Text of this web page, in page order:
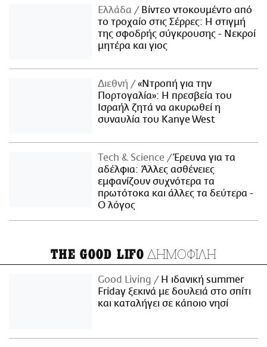
Ελλάδα
Βίντεο ντοκουμέντο από
το τροχαίο στις Σέρρες: Η στιγμή
της σφοδρής σύγκρουσης - Νεκροί
μητέρα και γιος
Διεθνή
«Ντροπή για την
Πορτογαλία»: Η πρεσβεία του
Ισραήλ ζητά να ακυρωθεί η
συναυλία του Kanye West
Τech & Science
Έρευνα για τα
αδέλφια: Άλλες ασθένειες
εμφανίζουν συχνότερα τα
πρωτότοκα και άλλες τα δεύτερα -
Ο λόγος
THE GOOD LIFO ΔΗΜΟΦΙΛΗ
Good Living
Η ιδανική summer
Friday ξεκινά με δουλειά στο σπίτι
και καταλήγει σε κάποιο νησί